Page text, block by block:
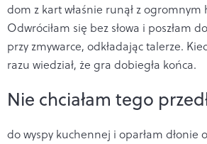
dom z kart właśnie runął z ogromnym
Odwróciłam się bez słowa i poszłam
przy zmywarce, odkładając talerze.
razu wiedział, że gra dobiegła końca.
Nie chciałam tego
do wyspy kuchennej i oparłam dłonie